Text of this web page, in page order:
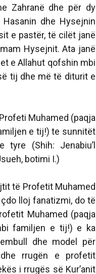
Zahranë dhe për dy
dhe Hysejnin
e pastër, të cilët janë
Hysejnit. Ata janë
e Allahut qofshin mbi
tij dhe më të diturit e
Muhamed (paqja
e tij!) te sunnitët
tyre (Shih: Jenabiu’l
botimi I.)
të Profetit Muhamed
lloj fanatizmi, do të
Muhamed (paqja
familjen e tij!) e ka
dhe model për
rrugën e profetit
i rrugës së Kur’anit